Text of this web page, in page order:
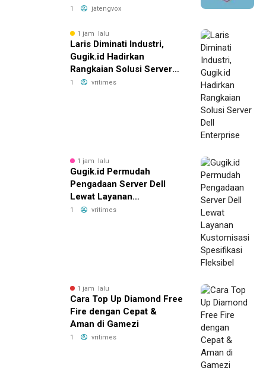
Bisnis Anda Terbang
1 jatengvox
1 jam lalu
Laris Diminati Industri,
Gugik.id Hadirkan
Rangkaian Solusi Server
Dell Enterprise
1 vritimes
1 jam lalu
Gugik.id Permudah
Pengadaan Server Dell
Lewat Layanan
Kustomisasi Spesifikasi
1 vritimes
1 jam lalu
Cara Top Up Diamond Free
Fire dengan Cepat &
Aman di Gamezi
1 vritimes